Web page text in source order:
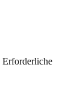
Erforderliche